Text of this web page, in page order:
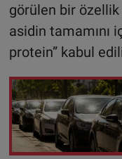
görülen bir
asidin tamamını
protein” kabul